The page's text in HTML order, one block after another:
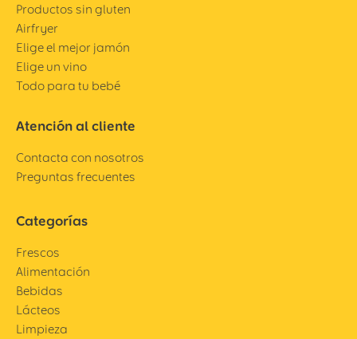
Productos sin gluten
Airfryer
Elige el mejor jamón
Elige un vino
Todo para tu bebé
Atención al cliente
Contacta con nosotros
Preguntas frecuentes
Categorías
Frescos
Alimentación
Bebidas
Lácteos
Limpieza